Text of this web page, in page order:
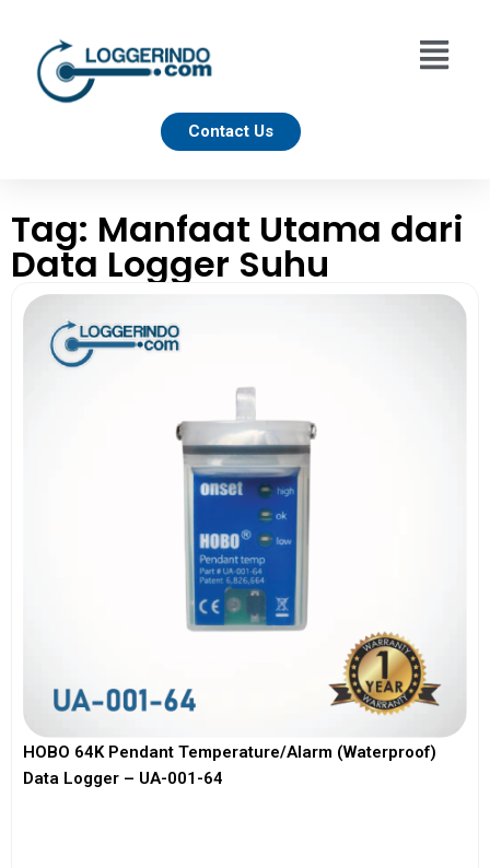
Contact Us
Tag: Manfaat Utama dari
Data Logger Suhu
HOBO 64K Pendant Temperature/Alarm (Waterproof)
Data Logger – UA-001-64